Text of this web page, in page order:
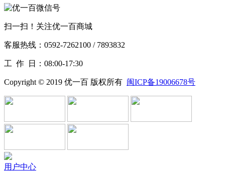
扫一扫！关注优一百商城
客服热线：0592-7262100 / 7893832
工作 日：08:00-17:30
Copyright © 2019 优一百 版权所有 闽ICP备19006678号
用户中心